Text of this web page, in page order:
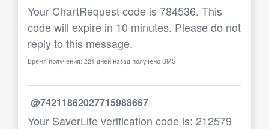
Your ChartRequest code is 784536. This
code will expire in 10 minutes. Please do not
reply to this message.
Время получения: 221 дней назад получено SMS
@74211862027715988667
Your SaverLife verification code is: 212579